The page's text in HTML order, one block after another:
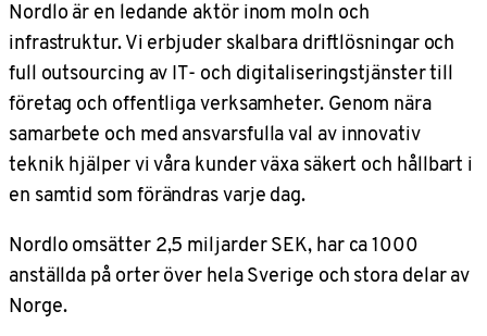
Nordlo är en ledande aktör inom moln och
infrastruktur. Vi erbjuder skalbara driftlösningar och
full outsourcing av IT- och digitaliseringstjänster till
företag och offentliga verksamheter. Genom nära
samarbete och med ansvarsfulla val av innovativ
teknik hjälper vi våra kunder växa säkert och hållbart i
en samtid som förändras varje dag.
Nordlo omsätter 2,5 miljarder SEK, har ca 1000
anställda på orter över hela Sverige och stora delar av
Norge.